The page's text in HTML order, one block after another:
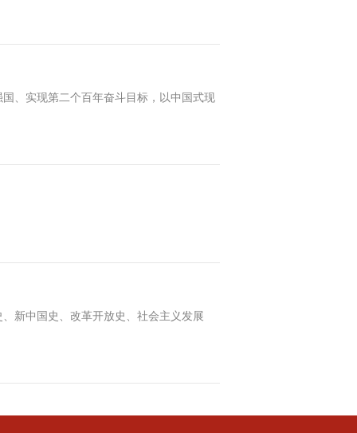
、实现第二个百年奋斗目标，以中国式现
新中国史、改革开放史、社会主义发展